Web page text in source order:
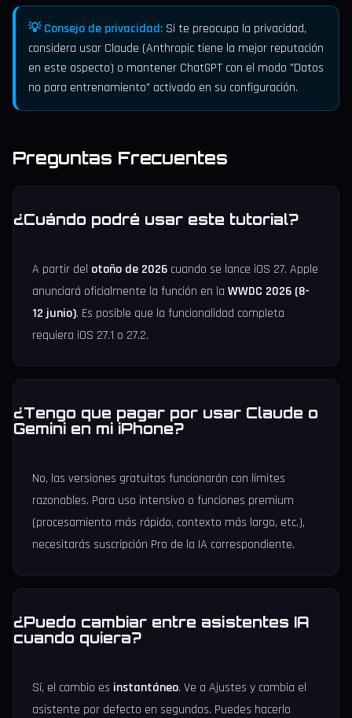
💡 Consejo de privacidad: Si te preocupa la privacidad,
considera usar Claude (Anthropic tiene la mejor reputación
en este aspecto) o mantener ChatGPT con el modo "Datos
no para entrenamiento" activado en su configuración.
Preguntas Frecuentes
¿Cuándo podré usar este tutorial?
A partir del otoño de 2026 cuando se lance iOS 27. Apple
anunciará oficialmente la función en la WWDC 2026 (8-
12 junio). Es posible que la funcionalidad completa
requiera iOS 27.1 o 27.2.
¿Tengo que pagar por usar Claude o
Gemini en mi iPhone?
No, las versiones gratuitas funcionarán con límites
razonables. Para uso intensivo o funciones premium
(procesamiento más rápido, contexto más largo, etc.),
necesitarás suscripción Pro de la IA correspondiente.
¿Puedo cambiar entre asistentes IA
cuando quiera?
Sí, el cambio es instantáneo. Ve a Ajustes y cambia el
asistente por defecto en segundos. Puedes hacerlo